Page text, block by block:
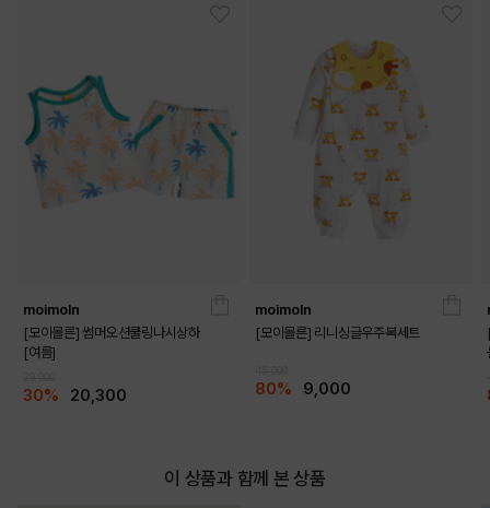
DETAILS
moimoln
[모이몰른] 썸머오션쿨링나시상하
[여름]
30% 20,300
moimoln
[모이몰른] 리니싱글우주복세트
80% 9,000
이 상품과 함께 본 상품